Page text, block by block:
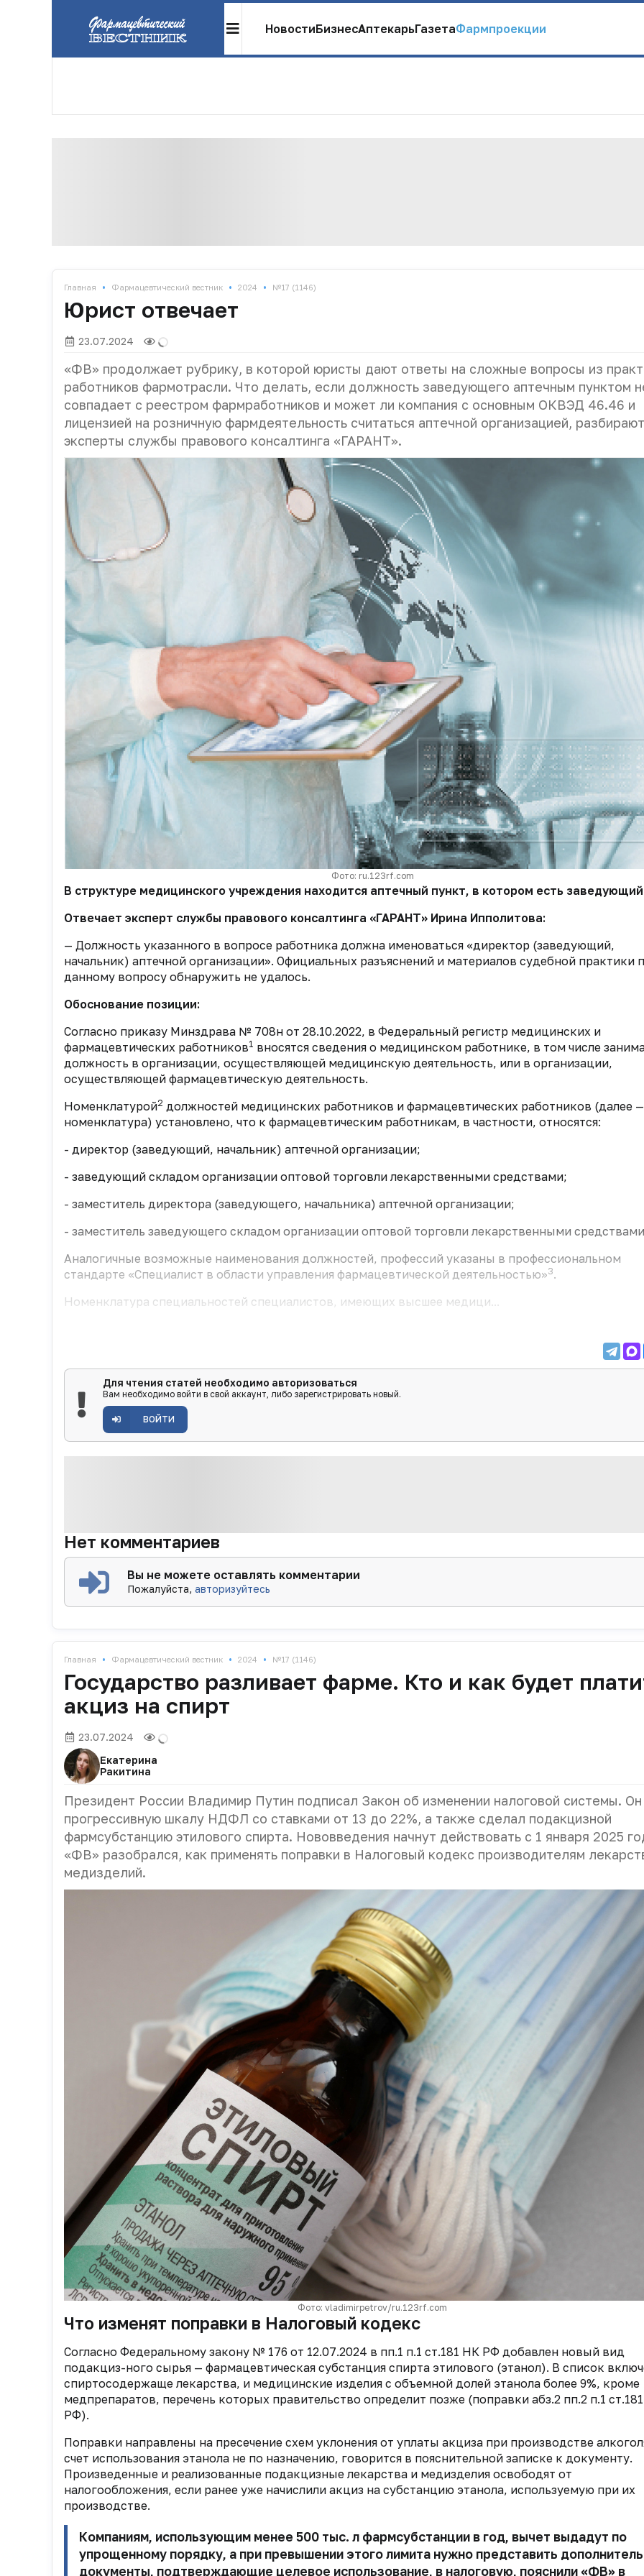
НовостиБизнесАптекарьГазетаФармпроекции
Главная • Фармацевтический вестник • 2024 • №17 (1146)
Юрист отвечает
23.07.2024
«ФВ» продолжает рубрику, в которой юристы дают ответы на сложные вопросы из
работников фармотрасли. Что делать, если должность заведующего аптечным пунктом
совпадает с реестром фармработников и может ли компания с основным ОКВЭД 46.46 и
лицензией на розничную фармдеятельность считаться аптечной организацией,
эксперты службы правового консалтинга «ГАРАНТ».
Фото: ru.123rf.com
В структуре медицинского учреждения находится аптечный пункт, в котором есть
Отвечает эксперт службы правового консалтинга «ГАРАНТ» Ирина Ипполитова:
— Должность указанного в вопросе работника должна именоваться «директор (заведующий,
начальник) аптечной организации». Официальных разъяснений и материалов судебной практики
данному вопросу обнаружить не удалось.
Обоснование позиции:
Согласно приказу Минздрава № 708н от 28.10.2022, в Федеральный регистр медицинских и
фармацевтических работников1 вносятся сведения о медицинском работнике, в том числе
должность в организации, осуществляющей медицинскую деятельность, или в организации,
осуществляющей фармацевтическую деятельность.
Номенклатурой2 должностей медицинских работников и фармацевтических работников (далее —
номенклатура) установлено, что к фармацевтическим работникам, в частности, относятся:
- директор (заведующий, начальник) аптечной организации;
- заведующий складом организации оптовой торговли лекарственными средствами;
- заместитель директора (заведующего, начальника) аптечной организации;
- заместитель заведующего складом организации оптовой торговли лекарственными
Аналогичные возможные наименования должностей, профессий указаны в профессиональном
стандарте «Специалист в области управления фармацевтической деятельностью»3.
Номенклатура специальностей специалистов, имеющих высшее медици...
Для чтения статей необходимо авторизоваться
Вам необходимо войти в свой аккаунт, либо зарегистрировать новый.
ВОЙТИ
Нет комментариев
Вы не можете оставлять комментарии
Пожалуйста,авторизуйтесь
Главная • Фармацевтический вестник • 2024 • №17 (1146)
Государство разливает фарме. Кто и как будет
акциз на спирт
23.07.2024
Екатерина
Ракитина
Президент России Владимир Путин подписал Закон об изменении налоговой системы. Он
прогрессивную шкалу НДФЛ со ставками от 13 до 22%, а также сделал подакцизной
фармсубстанцию этилового спирта. Нововведения начнут действовать с 1 января 2025
«ФВ» разобрался, как применять поправки в Налоговый кодекс производителям
медизделий.
Фото: vladimirpetrov/ru.123rf.com
Что изменят поправки в Налоговый кодекс
Согласно Федеральному закону № 176 от 12.07.2024 в пп.1 п.1 ст.181 НК РФ добавлен новый вид
подакциз-ного сырья — фармацевтическая субстанция спирта этилового (этанол). В список
спиртосодержаще лекарства, и медицинские изделия с объемной долей этанола более 9%, кроме
медпрепаратов, перечень которых правительство определит позже (поправки абз.2 пп.2 п.1
РФ).
Поправки направлены на пресечение схем уклонения от уплаты акциза при производстве
счет использования этанола не по назначению, говорится в пояснительной записке к документу.
Произведенные и реализованные подакцизные лекарства и медизделия освободят от
налогообложения, если ранее уже начислили акциз на субстанцию этанола, используемую при их
производстве.
Компаниям, использующим менее 500 тыс. л фармсубстанции в год, вычет выдадут по
упрощенному порядку, а при превышении этого лимита нужно представить
документы, подтверждающие целевое использование, в налоговую, пояснили «ФВ» в